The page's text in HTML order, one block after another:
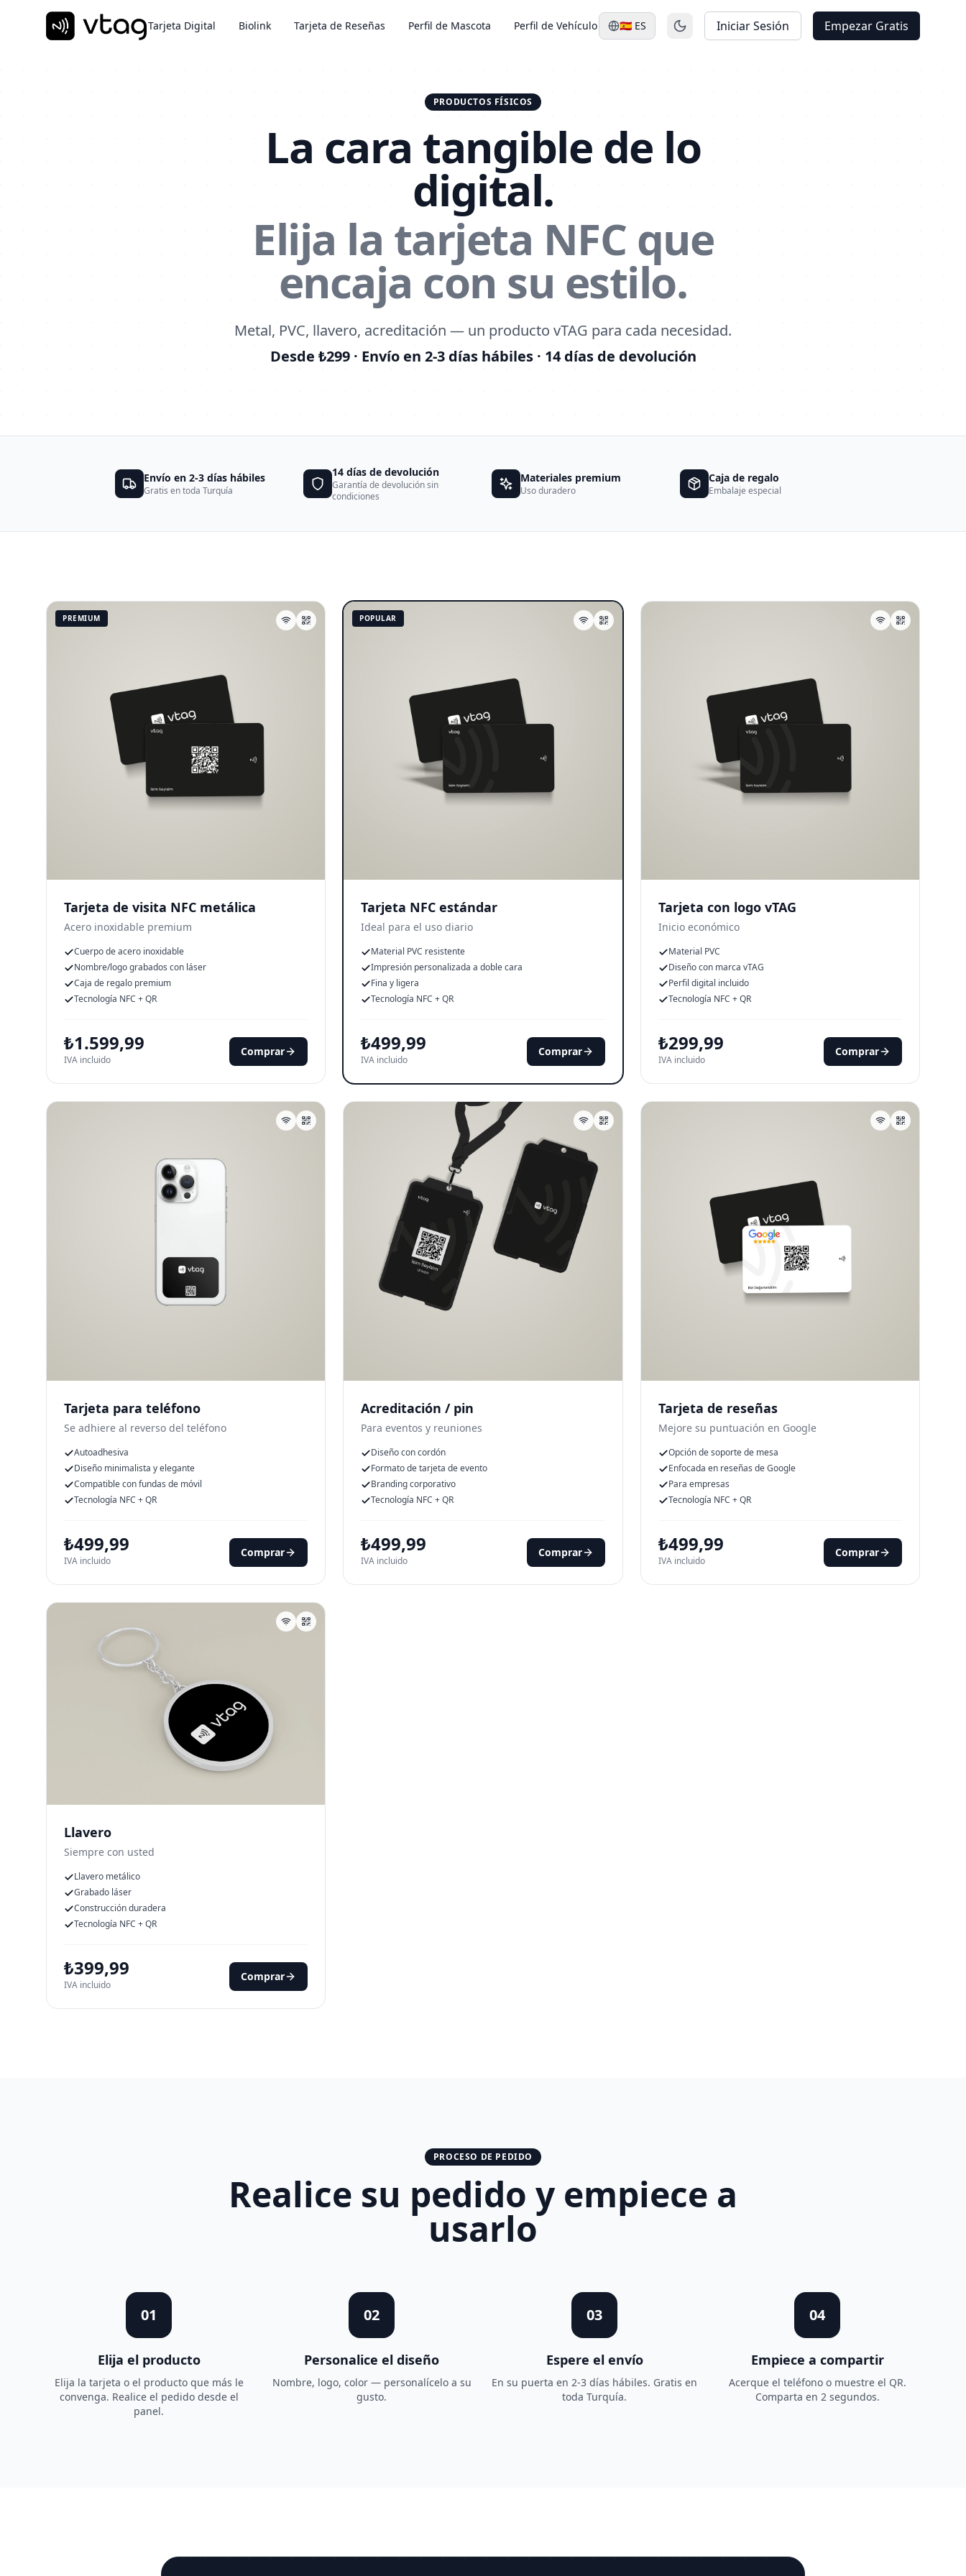
Tarjeta Digital Biolink Tarjeta de Reseñas Perfil de Mascota Perfil de Vehículo 🇪🇸 ES Iniciar Sesión Empezar Gratis
PRODUCTOS FÍSICOS
La cara tangible de lo
digital.
Elija la tarjeta NFC que
encaja con su estilo.
Metal, PVC, llavero, acreditación — un producto vTAG para cada necesidad.
Desde ₺299 · Envío en 2-3 días hábiles · 14 días de devolución
Envío en 2-3 días hábiles
Gratis en toda Turquía
14 días de devolución
Garantía de devolución sin
condiciones
Materiales premium
Uso duradero
Caja de regalo
Embalaje especial
PREMIUM
Tarjeta de visita NFC metálica
Acero inoxidable premium
Cuerpo de acero inoxidable
Nombre/logo grabados con láser
Caja de regalo premium
Tecnología NFC + QR
₺1.599,99
IVA incluido
Comprar
POPULAR
Tarjeta NFC estándar
Ideal para el uso diario
Material PVC resistente
Impresión personalizada a doble cara
Fina y ligera
Tecnología NFC + QR
₺499,99
IVA incluido
Comprar
Tarjeta con logo vTAG
Inicio económico
Material PVC
Diseño con marca vTAG
Perfil digital incluido
Tecnología NFC + QR
₺299,99
IVA incluido
Comprar
Tarjeta para teléfono
Se adhiere al reverso del teléfono
Autoadhesiva
Diseño minimalista y elegante
Compatible con fundas de móvil
Tecnología NFC + QR
₺499,99
IVA incluido
Comprar
Acreditación / pin
Para eventos y reuniones
Diseño con cordón
Formato de tarjeta de evento
Branding corporativo
Tecnología NFC + QR
₺499,99
IVA incluido
Comprar
Tarjeta de reseñas
Mejore su puntuación en Google
Opción de soporte de mesa
Enfocada en reseñas de Google
Para empresas
Tecnología NFC + QR
₺499,99
IVA incluido
Comprar
Llavero
Siempre con usted
Llavero metálico
Grabado láser
Construcción duradera
Tecnología NFC + QR
₺399,99
IVA incluido
Comprar
PROCESO DE PEDIDO
Realice su pedido y empiece a
usarlo
01
Elija el producto
Elija la tarjeta o el producto que más le
convenga. Realice el pedido desde el
panel.
02
Personalice el diseño
Nombre, logo, color — personalícelo a su
gusto.
03
Espere el envío
En su puerta en 2-3 días hábiles. Gratis en
toda Turquía.
04
Empiece a compartir
Acerque el teléfono o muestre el QR.
Comparta en 2 segundos.